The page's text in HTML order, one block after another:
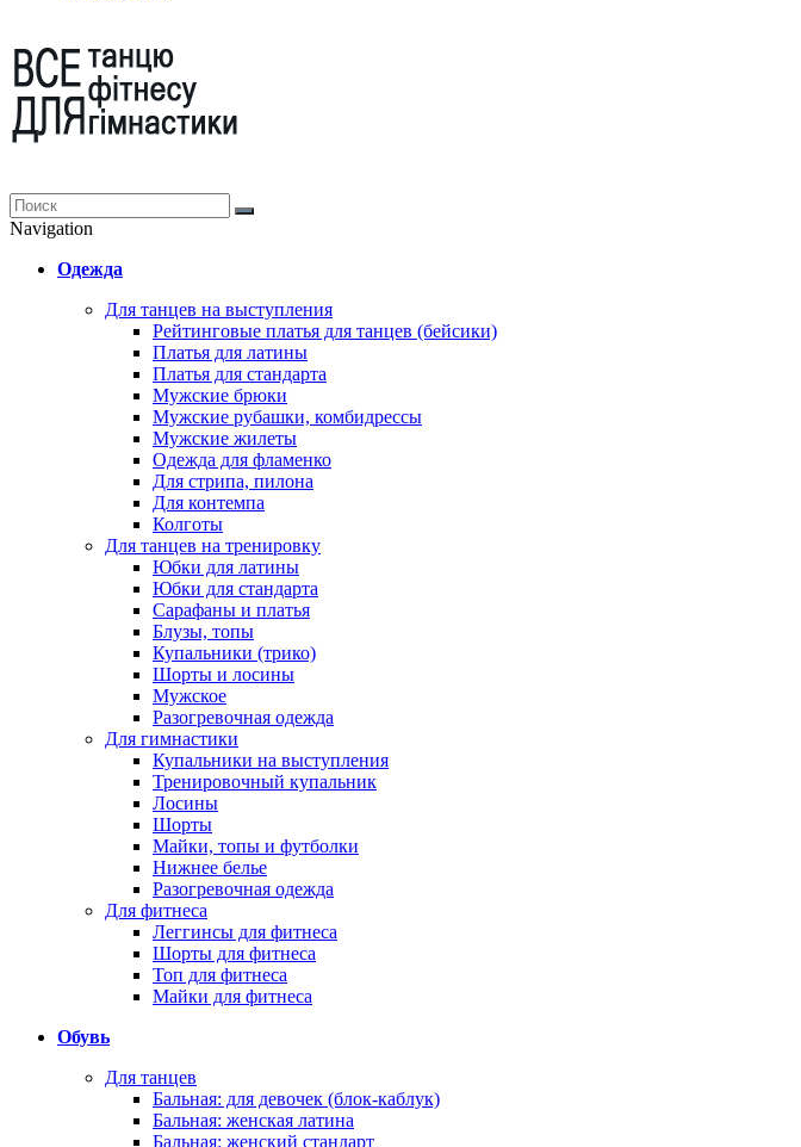
Navigation
Одежда
Для танцев на выступления
Рейтинговые платья для танцев (бейсики)
Платья для латины
Платья для стандарта
Мужские брюки
Мужские рубашки, комбидрессы
Мужские жилеты
Одежда для фламенко
Для стрипа, пилона
Для контемпа
Колготы
Для танцев на тренировку
Юбки для латины
Юбки для стандарта
Сарафаны и платья
Блузы, топы
Купальники (трико)
Шорты и лосины
Мужское
Разогревочная одежда
Для гимнастики
Купальники на выступления
Тренировочный купальник
Лосины
Шорты
Майки, топы и футболки
Нижнее белье
Разогревочная одежда
Для фитнеса
Леггинсы для фитнеса
Шорты для фитнеса
Топ для фитнеса
Майки для фитнеса
Обувь
Для танцев
Бальная: для девочек (блок-каблук)
Бальная: женская латина
Бальная: женский стандарт